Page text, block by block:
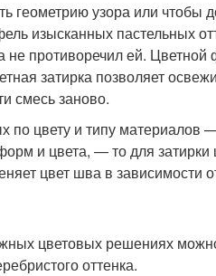
геометрию узора или чтобы
изысканных пастельных
противоречил ей. Цветной
затирка позволяет
смесь заново.
по цвету и типу материалов
и цвета, — то для
цвет шва в зависимости
цветовых решениях
оттенка.